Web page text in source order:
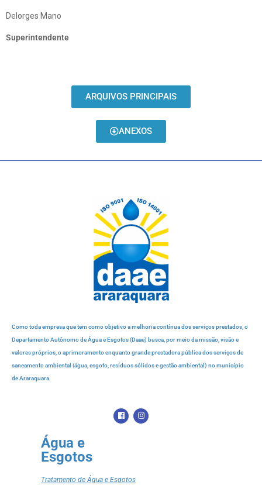
Delorges Mano
Superintendente
ARQUIVOS PRINCIPAIS
ANEXOS
Como toda empresa que tem como objetivo a melhoria contínua dos serviços prestados, o
Departamento Autônomo de Água e Esgotos (Daae) busca, por meio da missão, visão e
valores próprios, o aprimoramento enquanto grande prestadora pública dos serviços de
saneamento ambiental (água, esgoto, resíduos sólidos e gestão ambiental) no município
de Araraquara.
Água e
Esgotos
Tratamento de Água e Esgotos